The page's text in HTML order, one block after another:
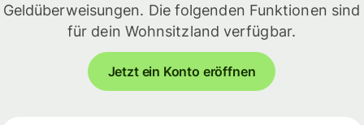
Geldüberweisungen. Die folgenden Funktionen sind
für dein Wohnsitzland verfügbar.
Jetzt ein Konto eröffnen